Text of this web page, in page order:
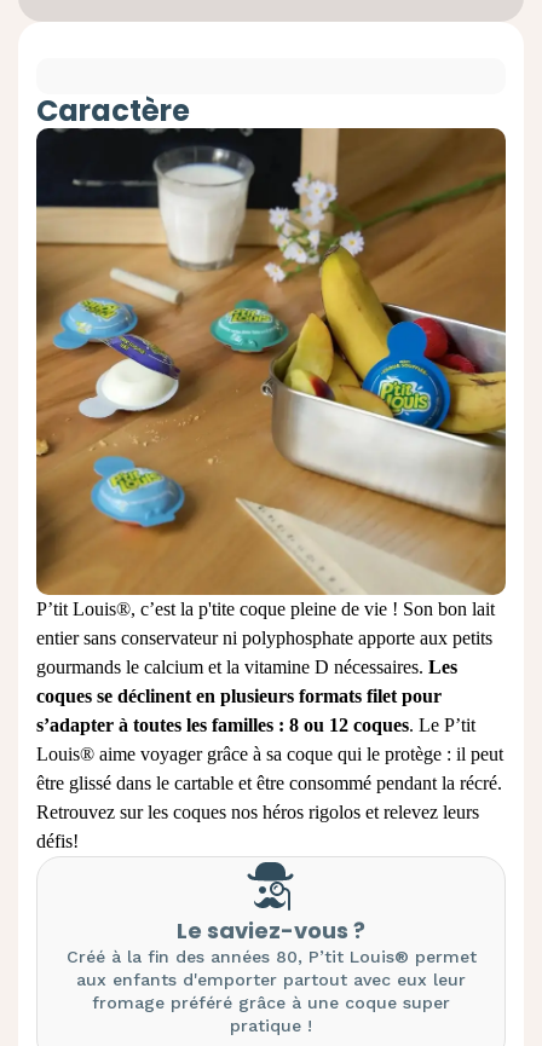
Caractère
P’tit Louis®, c’est la p'tite coque pleine de vie ! Son bon lait
entier sans conservateur ni polyphosphate apporte aux petits
gourmands le calcium et la vitamine D nécessaires. Les
coques se déclinent en plusieurs formats filet pour
s’adapter à toutes les familles : 8 ou 12 coques. Le P’tit
Louis® aime voyager grâce à sa coque qui le protège : il peut
être glissé dans le cartable et être consommé pendant la récré.
Retrouvez sur les coques nos héros rigolos et relevez leurs
défis!
Le saviez-vous ?
Créé à la fin des années 80, P’tit Louis® permet
aux enfants d'emporter partout avec eux leur
fromage préféré grâce à une coque super
pratique !